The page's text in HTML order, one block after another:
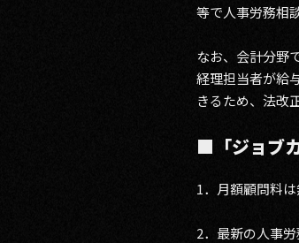
等で人事労務相
なお、会計分野
経理担当者が給
きるため、法改
■「ジョブ
1．月額顧問料
2．最新の人事